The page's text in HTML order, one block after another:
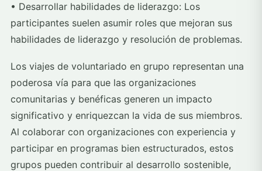
• Desarrollar habilidades de liderazgo: Los
participantes suelen asumir roles que mejoran sus
habilidades de liderazgo y resolución de problemas.
Los viajes de voluntariado en grupo representan una
poderosa vía para que las organizaciones
comunitarias y benéficas generen un impacto
significativo y enriquezcan la vida de sus miembros.
Al colaborar con organizaciones con experiencia y
participar en programas bien estructurados, estos
grupos pueden contribuir al desarrollo sostenible,